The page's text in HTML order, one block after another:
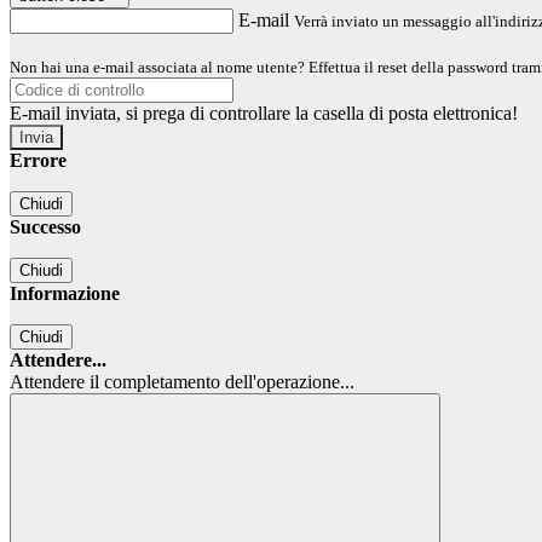
E-mail Verrà inviato un messaggio
Non hai una e-mail associata al nome utente? Effettua il reset della password
E-mail inviata, si prega di controllare la casella di posta elettronica!
Errore
Chiudi
Successo
Chiudi
Informazione
Chiudi
Attendere...
Attendere il completamento dell'operazione...